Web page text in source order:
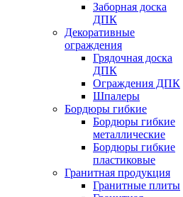
Заборная доска
ДПК
Декоративные
ограждения
Грядочная доска
ДПК
Ограждения ДПК
Шпалеры
Бордюры гибкие
Бордюры гибкие
металлические
Бордюры гибкие
пластиковые
Гранитная продукция
Гранитные плиты